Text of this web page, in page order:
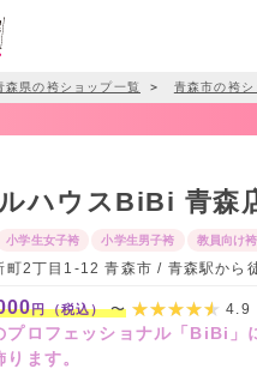
森県の袴ショップ一覧 ＞ 青森市の袴シ
ハウスBiBi 青森
小学生女子袴 小学生男子袴 教員向け袴
町2丁目1-12 青森市 / 青森駅から
円（税込）〜 4.9
プロフェッショナル「BiBi」
ます。